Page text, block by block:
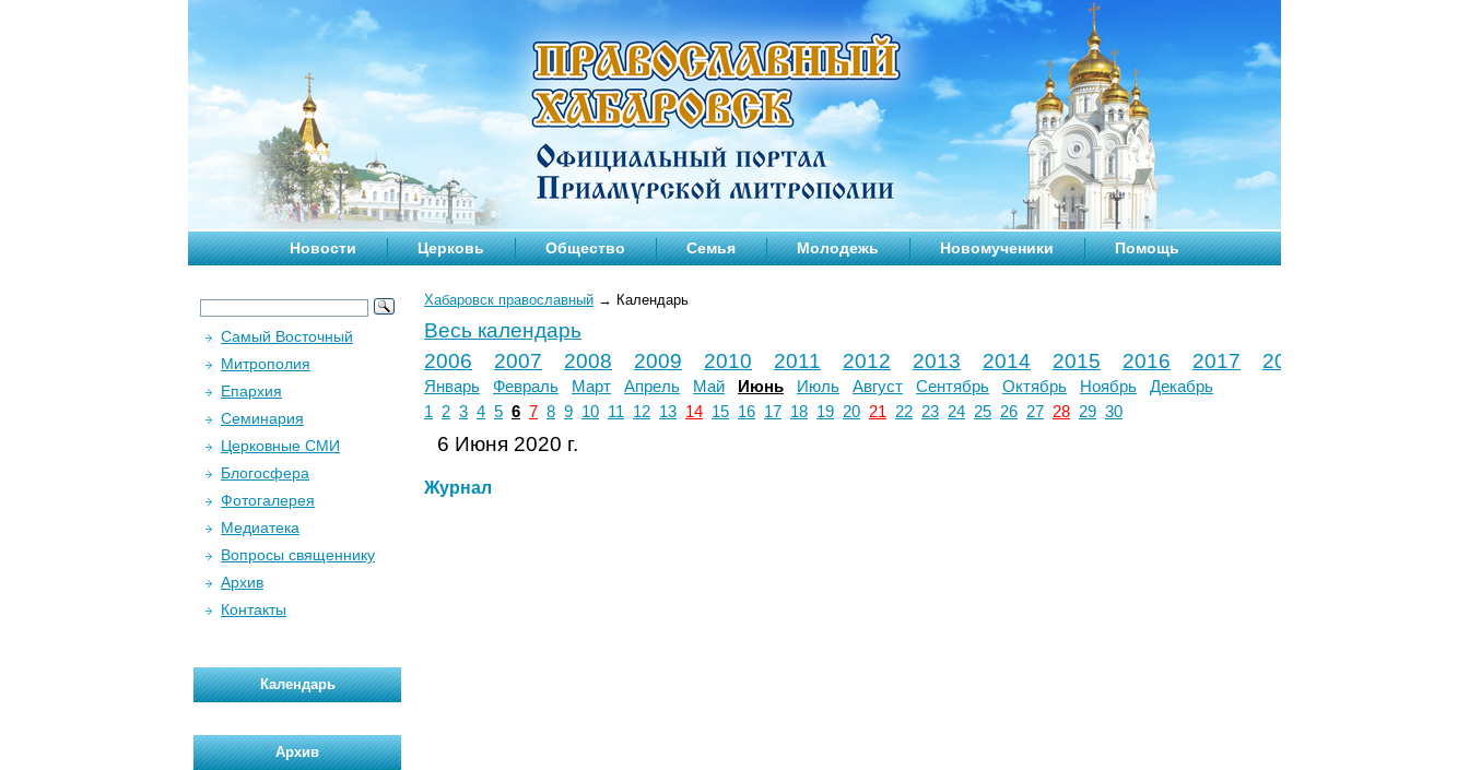
Новости Церковь Общество Семья Молодежь Новомученики Помощь
Хабаровск православный → Календарь
Весь календарь
2006
2007 2008 2009 2010 2011 2012 2013 2014 2015 2016 2017 2018
Январь Февраль Март Апрель Май Июнь Июль Август Сентябрь Октябрь Ноябрь
Декабрь
1
2 3 4 5 6 7 8 9 10 11 12 13 14 15 16 17 18 19 20 21 22 23 24 25 26 27 28 29 30
6 Июня 2020 г.
Журнал
Самый Восточный
Митрополия
Епархия
Семинария
Церковные СМИ
Блогосфера
Фотогалерея
Медиатека
Вопросы священнику
Архив
Контакты
Календарь
Архив